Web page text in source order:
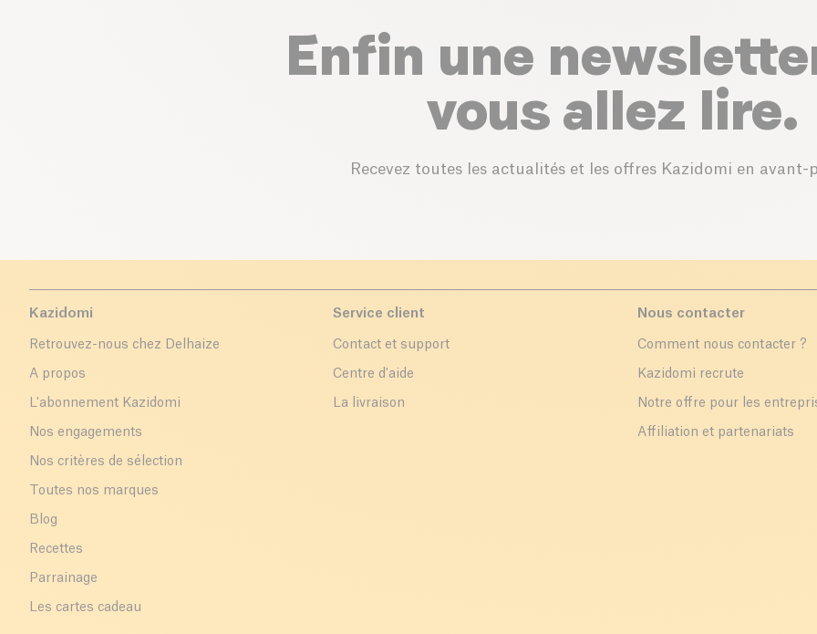
Enfin une
vous allez lire.
Recevez toutes les actualités et les offres Kazidomi en avant-
Kazidomi
Retrouvez-nous chez Delhaize
A propos
L'abonnement Kazidomi
Nos engagements
Nos critères de sélection
Toutes nos marques
Blog
Recettes
Parrainage
Les cartes cadeau
Service client
Contact et support
Centre d'aide
La livraison
Nous contacter
Comment nous contacter ?
Kazidomi recrute
Notre offre pour les
Affiliation et partenariats